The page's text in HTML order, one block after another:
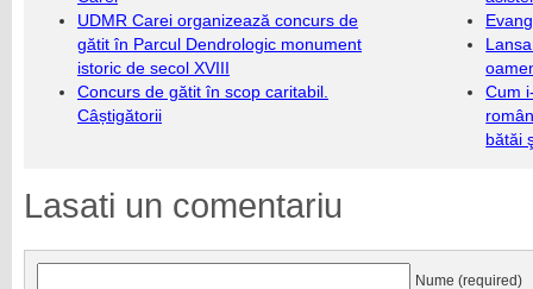
UDMR Carei organizează concurs de
gătit în Parcul Dendrologic monument
istoric de secol XVIII
Concurs de gătit în scop caritabil.
Câștigătorii
Cum
bătăi
Lasati un comentariu
Nume (required)